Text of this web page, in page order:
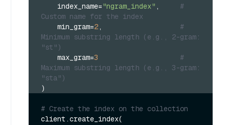
    index_name=
"ngram_index" , #
Custom name for the index
    min_gram=
2, #
Minimum substring length (e.g., 2-gram:
"st")
    max_gram=
3
#
Maximum substring length (e.g., 3-gram:
"sta")
)
# Create the index on the collection
client.create_index(